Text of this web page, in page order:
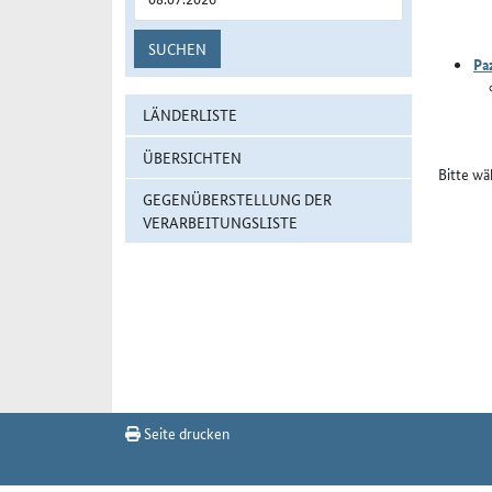
SUCHEN
LÄNDERLISTE
ÜBERSICHTEN
GEGENÜBERSTELLUNG DER
VERARBEITUNGSLISTE
Bitte
Seite drucken